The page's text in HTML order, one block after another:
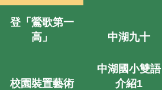
登「鶯歌第一
高」
中湖九十
校園裝置藝術
中湖國小雙語
介紹1